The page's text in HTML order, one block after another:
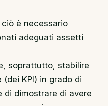
è necessario
adeguati assetti
soprattutto, stabilire
KPI) in grado di
di dimostrare di avere